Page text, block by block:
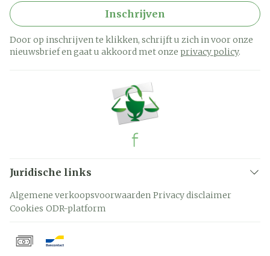
Inschrijven
Door op inschrijven te klikken, schrijft u zich in voor onze
nieuwsbrief en gaat u akkoord met onze privacy policy.
Juridische links
Algemene verkoopsvoorwaarden Privacy disclaimer
Cookies ODR-platform